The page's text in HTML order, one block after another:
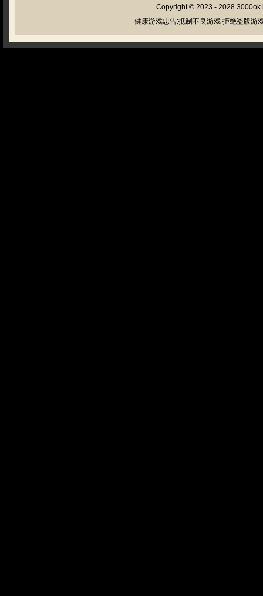
Copyright © 2023 - 2028 3000ok
健康游戏忠告:抵制不良游戏 拒绝盗版游